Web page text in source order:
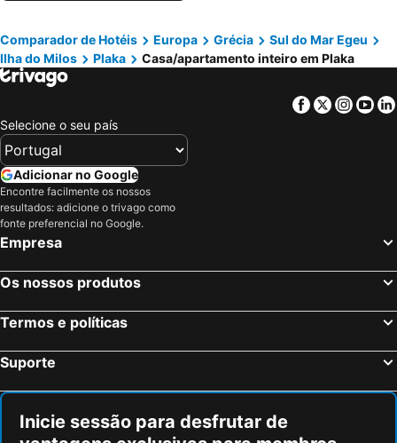
Apartments With View
Moon Kiss
Milia Gi Suites
Κalamitsi Rooms & Apartments
Comparador de Hotéis Europa Grécia
Sul do Mar Egeu
Ilha do Milos
Plaka Casa/apartamento inteiro em Plaka
Facebook
Twitter
Selecione o seu país
Adicionar no Google
Encontre facilmente os nossos
resultados: adicione o trivago como
fonte preferencial no Google.
Empresa
Os nossos produtos
Termos e políticas
Suporte
Inicie sessão para desfrutar de